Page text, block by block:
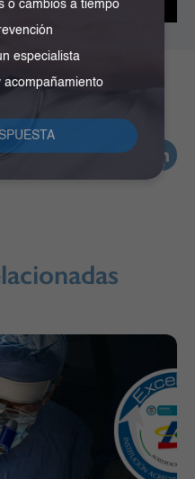
o cambios a tiempo
especialista
acompañamiento